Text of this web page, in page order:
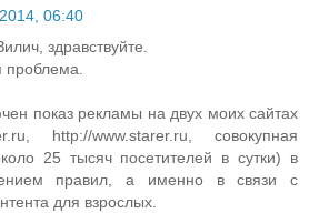
06:40
здравствуйте.
показ рекламы на двух моих сайтах
http://www.starer.ru, совокупная
25 тысяч посетителей в сутки) в
правил, а именно в связи с
для взрослых.